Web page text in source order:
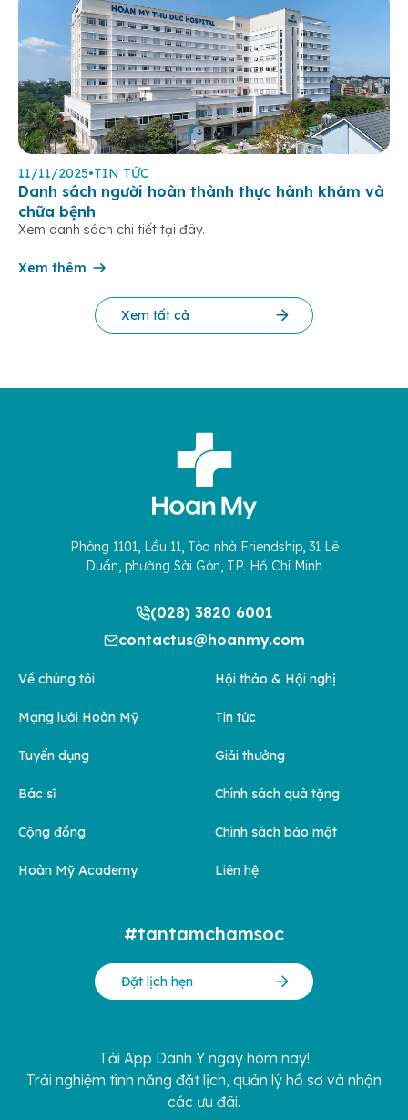
11/11/2025•TIN TỨC
Danh sách người hoàn thành thực hành khám và
chữa bệnh
Xem danh sách chi tiết tại đây.
Xem thêm
Xem tất cả
Phòng 1101, Lầu 11, Tòa nhà Friendship, 31 Lê
Duẩn, phường Sài Gòn, TP. Hồ Chí Minh
(028) 3820 6001
contactus@hoanmy.com
Về chúng tôi
Mạng lưới Hoàn Mỹ
Tuyển dụng
Bác sĩ
Cộng đồng
Hoàn Mỹ Academy
Hội thảo & Hội nghị
Tin tức
Giải thưởng
Chính sách quà tặng
Chính sách bảo mật
Liên hệ
#tantamchamsoc
Đặt lịch hẹn
Tải App Danh Y ngay hôm nay!
Trải nghiệm tính năng đặt lịch, quản lý hồ sơ và nhận
các ưu đãi.